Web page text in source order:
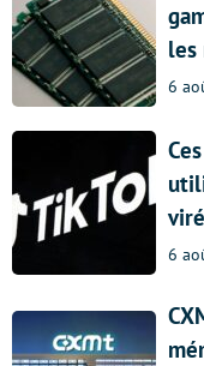
les
6
6